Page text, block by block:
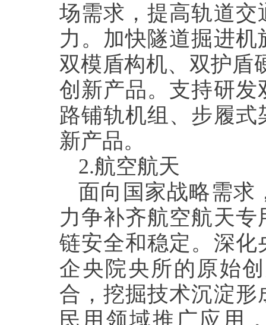
场需求，提高轨道
力。加快隧道掘进
双模盾构机、双护盾
创新产品。支持研
路铺轨机组、步履
新产品。
2.航空航天
面向国家战略需求
力争补齐航空航天
链安全和稳定。深
企央院央所的原始
合，挖掘技术沉淀
民用领域推广应用